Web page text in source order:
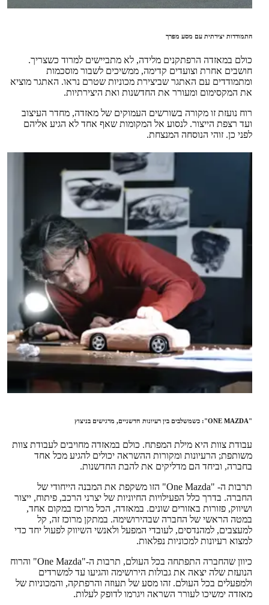
התמודדות יצירתית עם מסע מפרך
כולם במאזדה הרפתקנים מלידה, לא מתביישים למרוד כשצריך.
חושבים אחרת וצועדים קדימה, ממשיכים לשבור מוסכמות
ומתמודדים עם האתגר שביצירת מכוניות שטרם נראו. האתגר מוציא
את המקסימום ומעורר את החדשנות ואת היצירתיות.
רוח נועזת זו מקורה בשורשים העמוקים של מאזדה, מחדר העיצוב
ועד רצפת הייצור. לנסוע אל המקומות שאף אחד לא הגיע אליהם
לפני כן. זוהי הנוסחה המנצחת.
עבודת צוות היא מילת המפתח. כולם במאזדה מחויבים לעבודת צוות
משותפת; הרעיונות ומקורות ההשראה יכולים להגיע מכל אחד
בחברה, וביחד הם מדליקים את להבת החדשנות.
תרבות ה- "One Mazda" הזו משקפת את המבנה הייחודי של
החברה. בדרך כלל הפעילויות החיוניות של יצרני הרכב, פיתוח, ייצור
ושיווק, פזורות באזורים שונים. במאזדה, הכל מרוכז במקום אחד,
במטה הראשי של החברה שבהירושימה. במתקן מרוכז זה, קל
למעצבים, למהנדסים, לעובדי המפעל ולאנשי השיווק לפעול יחד כדי
למצוא רעיונות למכוניות נפלאות.
כיוון שהחברה התפתחה בכל העולם, תרבות ה-"One Mazda" והרוח
הנועזת שלה יצאה את גבולות הירושימה והגיעו עד למשרדים
ולמפעלים בכל העולם. זהו מסע של תעוזה והרפתקה, והמכוניות של
מאזדה ימשיכו לעורר השראה ויגרמו לדופק לעלות.